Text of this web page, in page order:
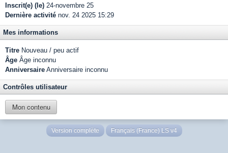
Inscrit(e) (le) 24-novembre 25
Dernière activité nov. 24 2025 15:29
Mes informations
Titre Nouveau / peu actif
Âge Âge inconnu
Anniversaire Anniversaire inconnu
Contrôles utilisateur
Mon contenu
Version complète Français (France) LS v4